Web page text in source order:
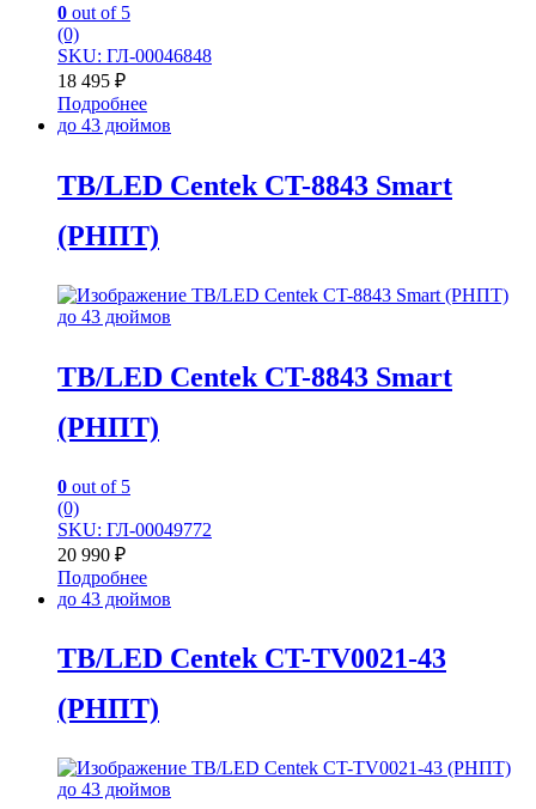
0 out of 5
(0)
SKU: ГЛ-00046848
18 495 ₽
Подробнее
до 43 дюймов
TB/LED Centek CT-8843 Smart
(РНПТ)
до 43 дюймов
TB/LED Centek CT-8843 Smart
(РНПТ)
0 out of 5
(0)
SKU: ГЛ-00049772
20 990 ₽
Подробнее
до 43 дюймов
TB/LED Centek CT-TV0021-43
(РНПТ)
до 43 дюймов